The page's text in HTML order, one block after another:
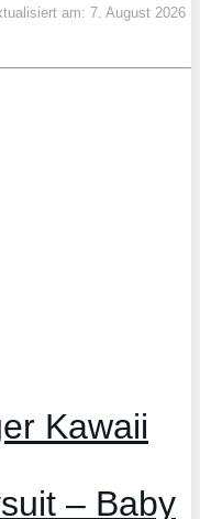
am: 7. August 2026
Kawaii
– Baby